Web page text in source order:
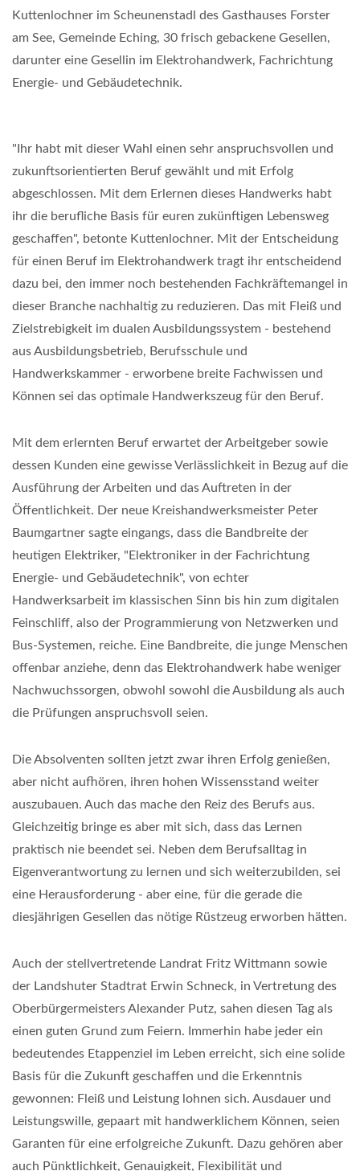
Kuttenlochner im Scheunenstadl des Gasthauses Forster
am See, Gemeinde Eching, 30 frisch gebackene Gesellen,
darunter eine Gesellin im Elektrohandwerk, Fachrichtung
Energie- und Gebäudetechnik.
"Ihr habt mit dieser Wahl einen sehr anspruchsvollen und
zukunftsorientierten Beruf gewählt und mit Erfolg
abgeschlossen. Mit dem Erlernen dieses Handwerks habt
ihr die berufliche Basis für euren zukünftigen Lebensweg
geschaffen", betonte Kuttenlochner. Mit der Entscheidung
für einen Beruf im Elektrohandwerk tragt ihr entscheidend
dazu bei, den immer noch bestehenden Fachkräftemangel in
dieser Branche nachhaltig zu reduzieren. Das mit Fleiß und
Zielstrebigkeit im dualen Ausbildungssystem - bestehend
aus Ausbildungsbetrieb, Berufsschule und
Handwerkskammer - erworbene breite Fachwissen und
Können sei das optimale Handwerkszeug für den Beruf.
Mit dem erlernten Beruf erwartet der Arbeitgeber sowie
dessen Kunden eine gewisse Verlässlichkeit in Bezug auf die
Ausführung der Arbeiten und das Auftreten in der
Öffentlichkeit. Der neue Kreishandwerksmeister Peter
Baumgartner sagte eingangs, dass die Bandbreite der
heutigen Elektriker, "Elektroniker in der Fachrichtung
Energie- und Gebäudetechnik", von echter
Handwerksarbeit im klassischen Sinn bis hin zum digitalen
Feinschliff, also der Programmierung von Netzwerken und
Bus-Systemen, reiche. Eine Bandbreite, die junge Menschen
offenbar anziehe, denn das Elektrohandwerk habe weniger
Nachwuchssorgen, obwohl sowohl die Ausbildung als auch
die Prüfungen anspruchsvoll seien.
Die Absolventen sollten jetzt zwar ihren Erfolg genießen,
aber nicht aufhören, ihren hohen Wissensstand weiter
auszubauen. Auch das mache den Reiz des Berufs aus.
Gleichzeitig bringe es aber mit sich, dass das Lernen
praktisch nie beendet sei. Neben dem Berufsalltag in
Eigenverantwortung zu lernen und sich weiterzubilden, sei
eine Herausforderung - aber eine, für die gerade die
diesjährigen Gesellen das nötige Rüstzeug erworben hätten.
Auch der stellvertretende Landrat Fritz Wittmann sowie
der Landshuter Stadtrat Erwin Schneck, in Vertretung des
Oberbürgermeisters Alexander Putz, sahen diesen Tag als
einen guten Grund zum Feiern. Immerhin habe jeder ein
bedeutendes Etappenziel im Leben erreicht, sich eine solide
Basis für die Zukunft geschaffen und die Erkenntnis
gewonnen: Fleiß und Leistung lohnen sich. Ausdauer und
Leistungswille, gepaart mit handwerklichem Können, seien
Garanten für eine erfolgreiche Zukunft. Dazu gehören aber
auch Pünktlichkeit, Genauigkeit, Flexibilität und